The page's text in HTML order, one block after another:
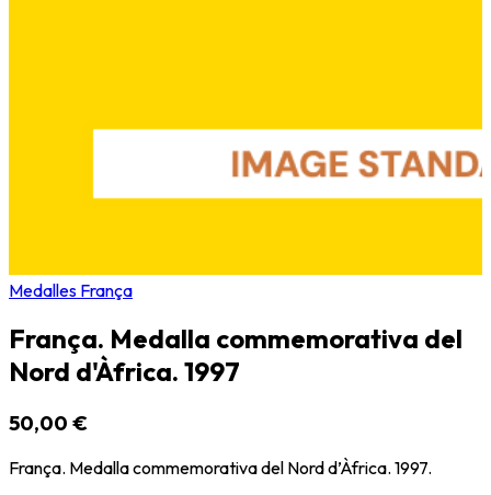
Medalles França
França. Medalla commemorativa del
Nord d'Àfrica. 1997
50,00 €
França. Medalla commemorativa del Nord d’Àfrica. 1997.